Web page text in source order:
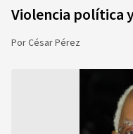
Violencia política
PorCésar Pérez